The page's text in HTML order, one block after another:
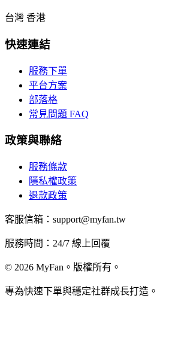
台灣 香港
快速連結
服務下單
平台方案
部落格
常見問題 FAQ
政策與聯絡
服務條款
隱私權政策
退款政策
客服信箱：support@myfan.tw
服務時間：24/7 線上回覆
© 2026 MyFan。版權所有。
專為快速下單與穩定社群成長打造。